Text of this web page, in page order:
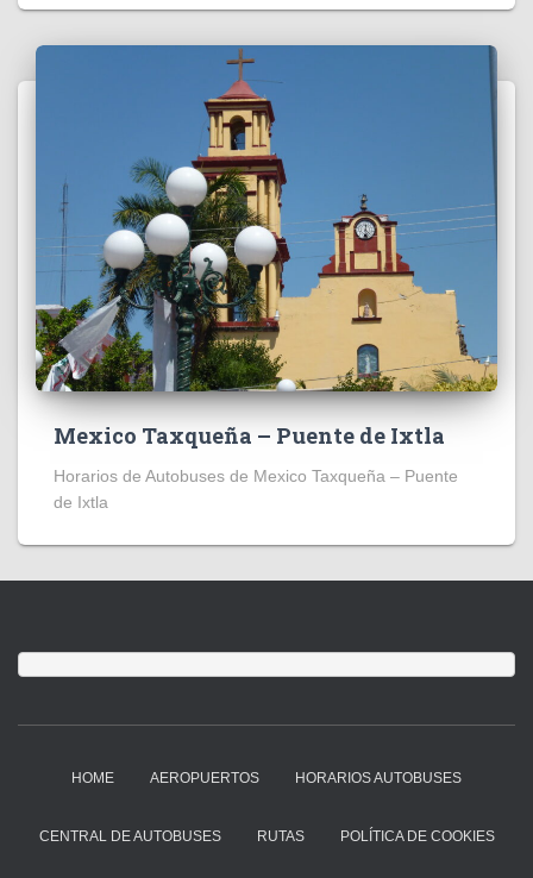
Mexico Taxqueña – Puente de Ixtla
Horarios de Autobuses de Mexico Taxqueña – Puente
de Ixtla
HOME AEROPUERTOS HORARIOS AUTOBUSES
CENTRAL DE AUTOBUSES RUTAS POLÍTICA DE COOKIES